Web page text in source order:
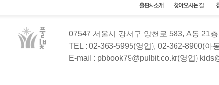
07547 서울시 강서구 양천로 583, A동 21
TEL : 02-363-5995(영업), 02-362-8900(아
E-mail : pbbook79@pulbit.co.kr(영업)